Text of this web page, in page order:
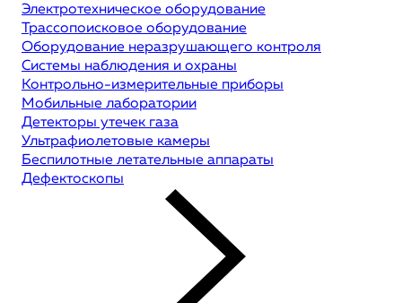
Электротехническое оборудование
Трассопоисковое оборудование
Оборудование неразрушающего контроля
Системы наблюдения и охраны
Контрольно-измерительные приборы
Мобильные лаборатории
Детекторы утечек газа
Ультрафиолетовые камеры
Беспилотные летательные аппараты
Дефектоскопы